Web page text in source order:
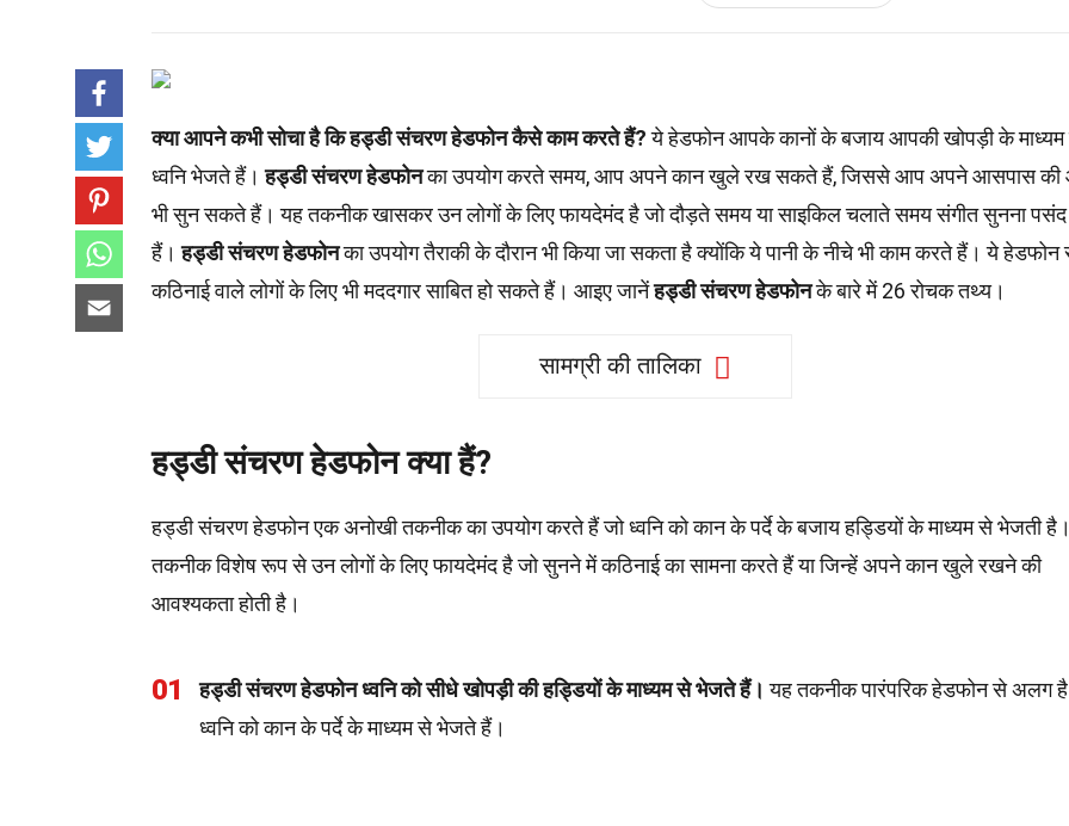
क्या आपने कभी सोचा है कि हड्डी संचरण हेडफोन कैसे काम करते हैं?ये हेडफोन आपके कानों के बजाय आपकी खोपड़ी के
ध्वनि भेजते हैं।हड्डी संचरण हेडफोनका उपयोग करते समय, आप अपने कान खुले रख सकते हैं, जिससे आप अपने आसपास की
भी सुन सकते हैं। यह तकनीक खासकर उन लोगों के लिए फायदेमंद है जो दौड़ते समय या साइकिल चलाते समय संगीत सुनना
हैं।हड्डी संचरण हेडफोनका उपयोग तैराकी के दौरान भी किया जा सकता है क्योंकि ये पानी के नीचे भी काम करते हैं। ये
कठिनाई वाले लोगों के लिए भी मददगार साबित हो सकते हैं। आइए जानेंहड्डी संचरण हेडफोनके बारे में 26 रोचक तथ्य।
सामग्री की तालिका
हड्डी संचरण हेडफोन क्या हैं?
हड्डी संचरण हेडफोन एक अनोखी तकनीक का उपयोग करते हैं जो ध्वनि को कान के पर्दे के बजाय हड्डियों के माध्यम से भेजती
तकनीक विशेष रूप से उन लोगों के लिए फायदेमंद है जो सुनने में कठिनाई का सामना करते हैं या जिन्हें अपने कान खुले रखने की
आवश्यकता होती है।
01 हड्डी संचरण हेडफोन ध्वनि को सीधे खोपड़ी की हड्डियों के माध्यम से भेजते हैं। यह तकनीक पारंपरिक हेडफोन से अलग
ध्वनि को कान के पर्दे के माध्यम से भेजते हैं।